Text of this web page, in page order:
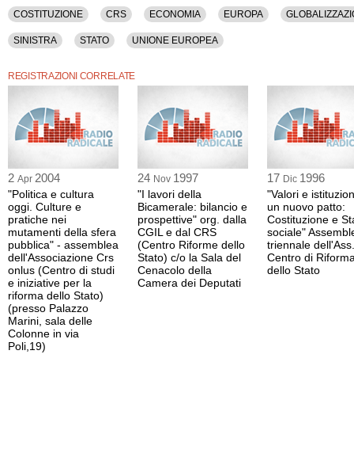
La registrazione audio di questo convegno ha una durata di 5 ore e 47 minuti.
COSTITUZIONE CRS ECONOMIA EUROPA
SINISTRA STATO UNIONE EUROPEA
REGISTRAZIONI CORRELATE
2 Apr 2004
"Politica e cultura
oggi. Culture e
pratiche nei
mutamenti della sfera
pubblica" - assemblea
dell'Associazione Crs
onlus (Centro di studi
e iniziative per la
riforma dello Stato)
(presso Palazzo
Marini, sala delle
Colonne in via
Poli,19)
24 Nov 1997
"I lavori della
Bicamerale: bilancio e
prospettive" org. dalla
CGIL e dal CRS
(Centro Riforme dello
Stato) c/o la Sala del
Cenacolo della
Camera dei Deputati
17 Dic 1996
"Valori e
un nuovo patto:
Costituzione e
sociale"
triennale dell'Ass.
Centro di
dello Stato